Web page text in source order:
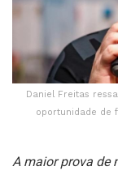
Daniel Freitas
oportunidade de
A maior prova de